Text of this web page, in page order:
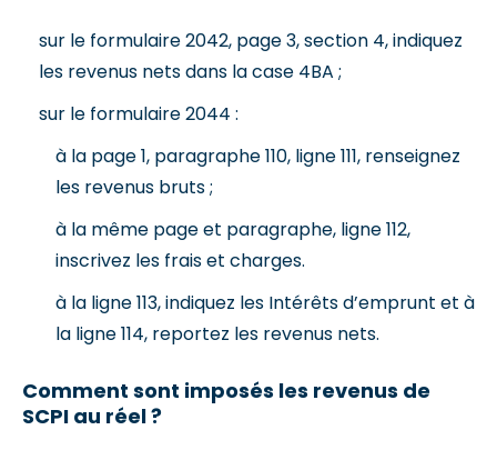
sur le formulaire 2042, page 3, section 4, indiquez
les revenus nets dans la case 4BA ;
sur le formulaire 2044 :
à la page 1, paragraphe 110, ligne 111, renseignez
les revenus bruts ;
à la même page et paragraphe, ligne 112,
inscrivez les frais et charges.
à la ligne 113, indiquez les Intérêts d’emprunt et à
la ligne 114, reportez les revenus nets.
Comment sont imposés les revenus de
SCPI au réel ?